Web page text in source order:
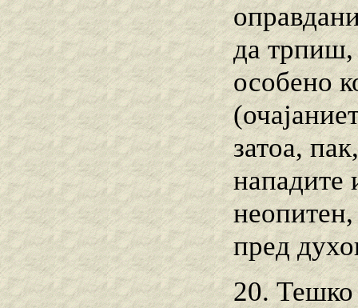
да трпиш,
особено
затоа,
нападите
пред
20. Тешко